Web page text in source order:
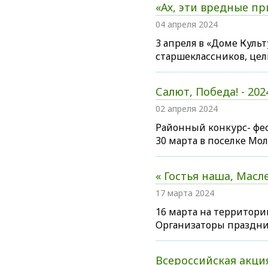
«Ах, эти вредные
04 апреля 2024
3 апреля в «Доме
старшеклассников,
Салют, Победа! -
02 апреля 2024
Районный конкурс-
30 марта в поселке
« Гостья наша,
17 марта 2024
16 марта на
Организаторы
Всероссийская